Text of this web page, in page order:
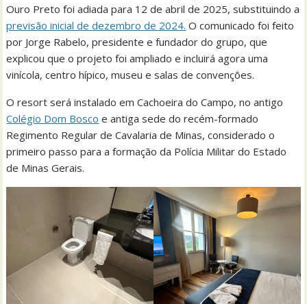
Ouro Preto foi adiada para 12 de abril de 2025, substituindo a
previsão inicial de dezembro de 2024. O comunicado foi feito
por Jorge Rabelo, presidente e fundador do grupo, que
explicou que o projeto foi ampliado e incluirá agora uma
vinícola, centro hípico, museu e salas de convenções.
O resort será instalado em Cachoeira do Campo, no antigo
Colégio Dom Bosco e antiga sede do recém-formado
Regimento Regular de Cavalaria de Minas, considerado o
primeiro passo para a formação da Polícia Militar do Estado
de Minas Gerais.